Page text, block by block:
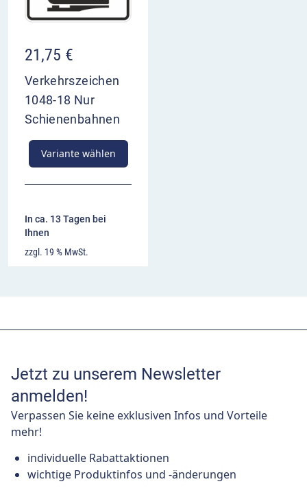
21,75 €
Verkehrszeichen
1048-18 Nur
Schienenbahnen
Variante wählen
In ca. 13 Tagen bei
Ihnen
zzgl. 19 % MwSt.
Jetzt zu unserem Newsletter
anmelden!
Verpassen Sie keine exklusiven Infos und Vorteile
mehr!
individuelle Rabattaktionen
wichtige Produktinfos und -änderungen